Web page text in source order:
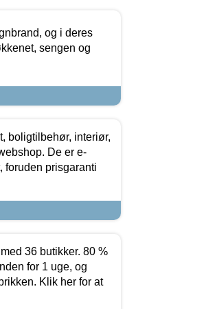
og i deres
sengen og
boligtilbehør, interiør,
De er e-
foruden prisgaranti
36 butikker. 80 %
for 1 uge, og
Klik her for at